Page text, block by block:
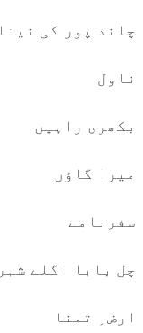
چاند پور کی نینا
ناول
بکھری راہیں
میرا گاؤں
سفرنامے
چل بابا اگلے شہر
ارض ِ تمنا